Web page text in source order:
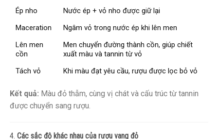
Ép nho
Nước ép + vỏ nho được giữ lại
Maceration
Ngâm vỏ trong nước ép khi lên men
Lên men
cồn
Men chuyển đường thành cồn, giúp chiết
xuất màu và tannin từ vỏ
Tách vỏ
Khi màu đạt yêu cầu, rượu được lọc bỏ vỏ
Kết quả: Màu đỏ thẫm, cùng vị chát và cấu trúc từ tannin
được chuyển sang rượu.
4. Các sắc độ khác nhau của rượu vang đỏ